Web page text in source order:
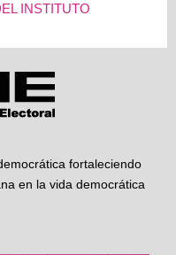
INSTITUTO
fortaleciendo
en la vida democrática